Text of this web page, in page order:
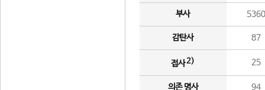
부사 5360
감탄사 87
접사2) 25
의존 명사 94